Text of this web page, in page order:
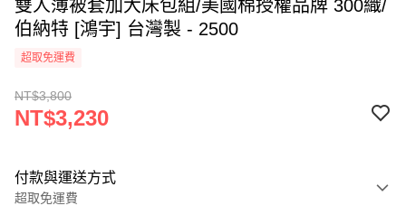
雙人薄被套加大床包組/美國棉授權品牌 300織/
伯納特 [鴻宇] 台灣製 - 2500
超取免運費
NT$3,800
NT$3,230
付款與運送方式
超取免運費